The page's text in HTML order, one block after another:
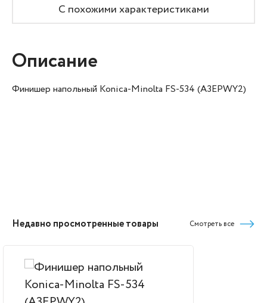
С похожими характеристиками
Описание
Финишер напольный Konica-Minolta FS-534 (A3EPWY2)
Недавно просмотренные товары Смотреть все